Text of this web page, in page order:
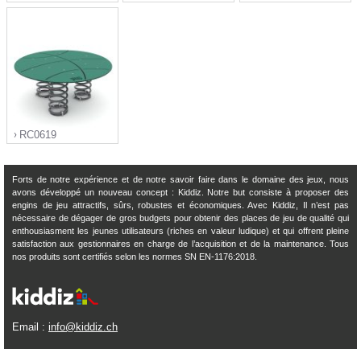
">
RC0619
">
Forts de notre expérience et de notre savoir faire dans le domaine des jeux, nous
avons développé un nouveau concept : Kiddiz. Notre but consiste à proposer des
engins de jeu attractifs, sûrs, robustes et économiques. Avec Kiddiz, Il n’est pas
nécessaire de dégager de gros budgets pour obtenir des places de jeu de qualité qui
enthousiasment les jeunes utilisateurs (riches en valeur ludique) et qui offrent pleine
satisfaction aux gestionnaires en charge de l’acquisition et de la maintenance. Tous
nos produits sont certifiés selon les normes SN EN-1176:2018.
Email : info@kiddiz.ch